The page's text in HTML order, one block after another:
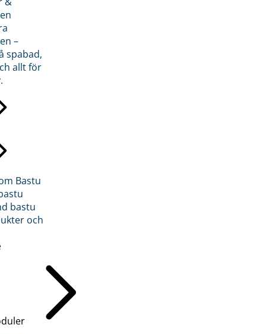
–
spabad,
allt för
Bastu
bastu
och